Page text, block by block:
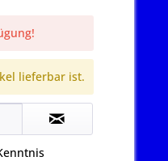
lieferbar ist.